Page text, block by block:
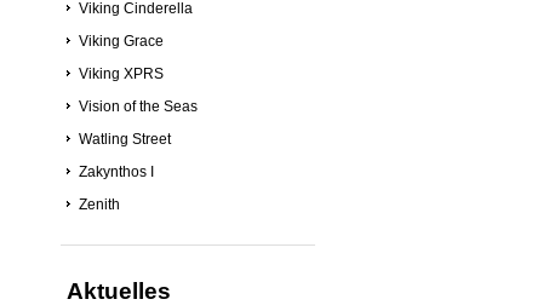
Viking Cinderella
Viking Grace
Viking XPRS
Vision of the Seas
Watling Street
Zakynthos I
Zenith
Aktuelles